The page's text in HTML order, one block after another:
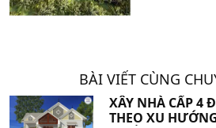
BÀI VIẾT CÙNG
XÂY NHÀ CẤP 4
THEO XU